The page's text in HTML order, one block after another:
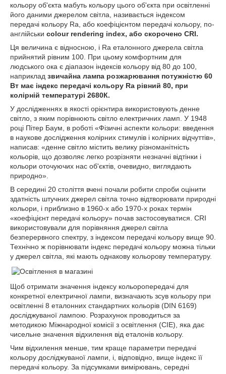
кольору об'єкта мабуть кольору цього об'єкта при освітленні
його даними джерелом світла, називається індексом
передачі кольору Rа, або коефіцієнтом передачі кольору, по-
англійськи colour rendering index, або скорочено CRI.
Ця величина є відносною, і Rа еталонного джерела світла
прийнятий рівним 100. При цьому комфортним для
людського ока є діапазон індексів кольору від 80 до 100,
наприклад звичайна лампа розжарювання потужністю 60
Вт має індекс передачі кольору Rа рівний 80, при
колірній температурі 2680К.
У дослідженнях в якості орієнтира використовують денне
світло, з яким порівнюють світло електричних ламп. У 1948
році Пітер Баум, в роботі «Фізичні аспекти кольори: введення
в наукове дослідження колірних стимулів і колірних відчуттів»,
написав: «денне світло містить велику різноманітність
кольорів, що дозволяє легко розрізняти незначні відтінки і
кольори оточуючих нас об'єктів, очевидно, виглядають
природно».
В середині 20 століття вчені почали робити спроби оцінити
здатність штучних джерел світла точно відтворювати природні
кольори, і приблизно в 1960-х або 1970-х роках термін
«коефіцієнт передачі кольору» почав застосовуватися. CRI
використовували для порівняння джерел світла
безперервного спектру, з індексом передачі кольору вище 90.
Технічно ж порівнювати індекс передачі кольору можна тільки
у джерел світла, які мають однакову кольорову температуру.
Щоб отримати значення індексу кольоропередачі для
конкретної електричної лампи, визначають зсув кольору при
освітленні 8 еталонних стандартних кольорів (DIN 6169)
досліджуваної лампою. Розрахунок проводиться за
методикою Міжнародної комісії з освітлення (CIE), яка дає
чисельне значення відхилення від еталонів кольору.
Чим відхилення менше, тим краще параметри передачі
кольору досліджуваної лампи, і, відповідно, вище індекс її
передачі кольору. За підсумками вимірювань, середні